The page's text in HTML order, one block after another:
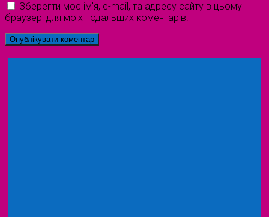
Зберегти моє ім'я, e-mail, та адресу сайту в цьому
браузері для моїх подальших коментарів.